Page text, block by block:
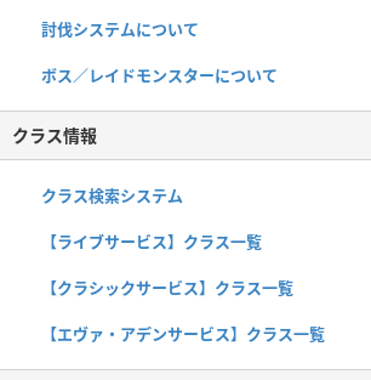
討伐システムについて
ボス／レイドモンスターについて
クラス情報
クラス検索システム
【ライブサービス】クラス一覧
【クラシックサービス】クラス一覧
【エヴァ・アデンサービス】クラス一覧